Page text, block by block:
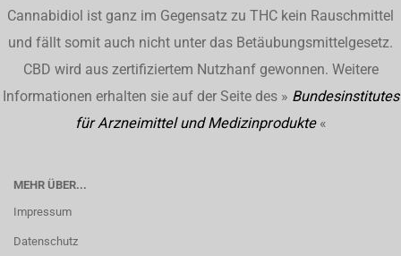
Cannabidiol ist ganz im Gegensatz zu THC kein Rauschmittel
und fällt somit auch nicht unter das Betäubungsmittelgesetz.
CBD wird aus zertifiziertem Nutzhanf gewonnen. Weitere
Informationen erhalten sie auf der Seite des » Bundesinstitutes
für Arzneimittel und Medizinprodukte«
MEHR ÜBER...
Impressum
Datenschutz